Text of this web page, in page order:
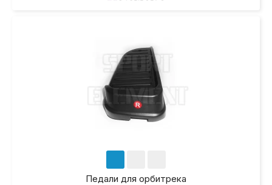
Педали для орбитрека